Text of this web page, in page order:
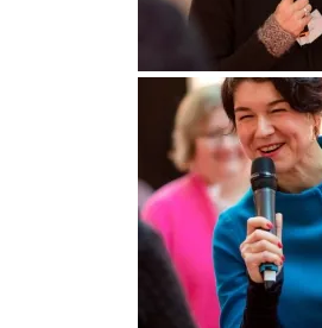
DGGO_23_146
DGGO_23_157